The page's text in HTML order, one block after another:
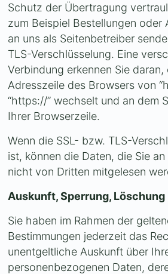
Schutz der Übertragung
zum Beispiel Bestellungen oder
an uns als Seitenbetreiber
TLS-Verschlüsselung. Eine
Verbindung erkennen Sie daran,
Adresszeile des Browsers von
“https://” wechselt und an dem
Ihrer Browserzeile.
Wenn die SSL- bzw. TLS-
ist, können die Daten, die Sie
nicht von Dritten mitgelesen
Auskunft, Sperrung, Löschung
Sie haben im Rahmen der
Bestimmungen jederzeit das
unentgeltliche Auskunft über
personenbezogenen Daten,